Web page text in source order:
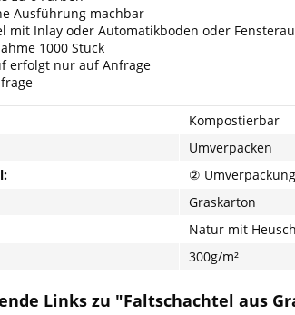
Ausführung machbar
mit Inlay oder Automatikboden oder
1000 Stück
erfolgt nur auf Anfrage
Kompostierbar
Umverpacken
②
Graskarton
Natur mit
300g/m²
Links zu "Faltschachtel aus